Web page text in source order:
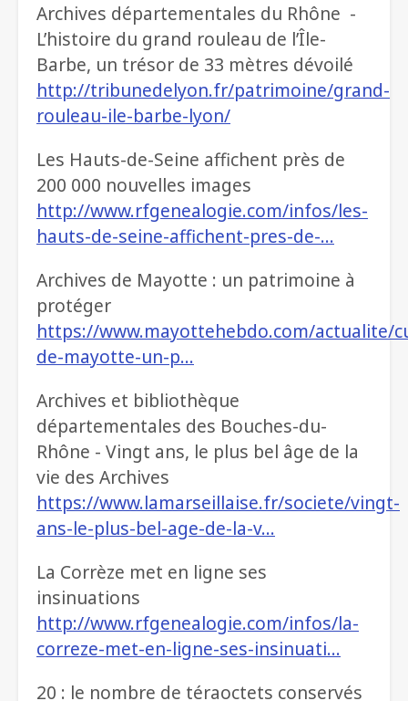
Archives départementales du Rhône -
L’histoire du grand rouleau de l’Île-
Barbe, un trésor de 33 mètres dévoilé
http://tribunedelyon.fr/patrimoine/grand-
rouleau-ile-barbe-lyon/
Les Hauts-de-Seine affichent près de
200 000 nouvelles images
http://www.rfgenealogie.com/infos/les-
hauts-de-seine-affichent-pres-de-…
Archives de Mayotte : un patrimoine à
protéger
https://www.mayottehebdo.com/actualite/
de-mayotte-un-p…
Archives et bibliothèque
départementales des Bouches-du-
Rhône - Vingt ans, le plus bel âge de la
vie des Archives
https://www.lamarseillaise.fr/societe/vingt-
ans-le-plus-bel-age-de-la-v…
La Corrèze met en ligne ses
insinuations
http://www.rfgenealogie.com/infos/la-
correze-met-en-ligne-ses-insinuati…
20 : le nombre de téraoctets conservés